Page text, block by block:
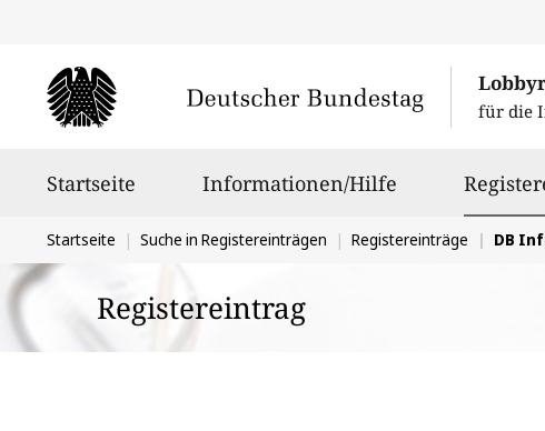
für die
Startseite Informationen/Hilfe
Sie
befinden
sich
hier:
Startseite Suche in Registereinträgen Registereinträge DB
Registereintrag